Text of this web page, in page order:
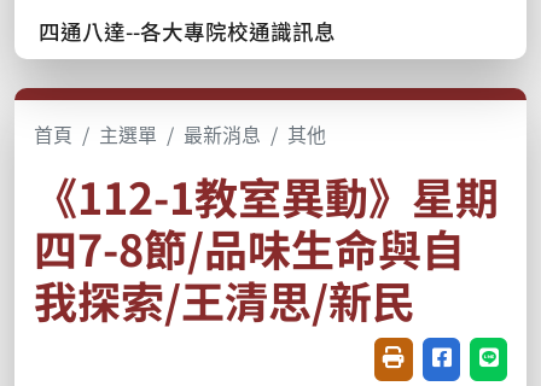
四通八達--各大專院校通識訊息
首頁 主選單 最新消息 其他
《112-1教室異動》星期
四7-8節/品味生命與自
我探索/王清思/新民
友善列印(開新視
分享至臉書
分享